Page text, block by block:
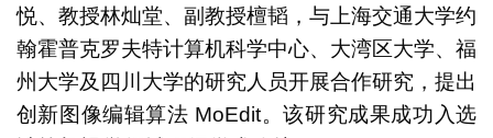
悦、教授林灿堂、副教授檀韬，与上海交通大学约
翰霍普克罗夫特计算机科学中心、大湾区大学、福
州大学及四川大学的研究人员开展合作研究，提出
创新图像编辑算法 MoEdit。该研究成果成功入选